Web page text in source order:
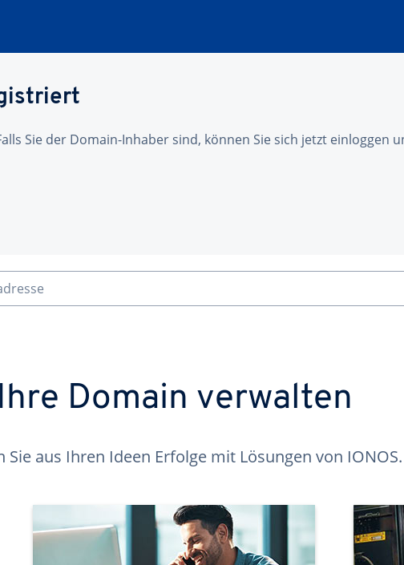
Sie der Domain-Inhaber sind, können Sie sich jetzt einloggen
Ihre Domain verwalten
Sie aus Ihren Ideen Erfolge mit Lösungen von IONOS.